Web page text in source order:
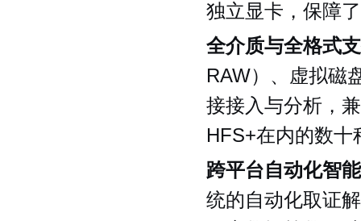
独立显卡，保障
全介质与全格式
RAW）、虚拟磁
接接入与分析，
HFS+在内的数十
跨平台自动化智
统的自动化取证